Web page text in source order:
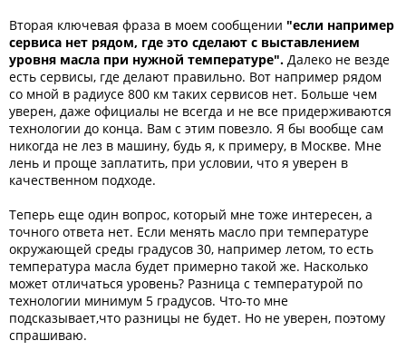
Вторая ключевая фраза в моем сообщении "если например
сервиса нет рядом, где это сделают с выставлением
уровня масла при нужной температуре". Далеко не везде
есть сервисы, где делают правильно. Вот например рядом
со мной в радиусе 800 км таких сервисов нет. Больше чем
уверен, даже официалы не всегда и не все придерживаются
технологии до конца. Вам с этим повезло. Я бы вообще сам
никогда не лез в машину, будь я, к примеру, в Москве. Мне
лень и проще заплатить, при условии, что я уверен в
качественном подходе.
Теперь еще один вопрос, который мне тоже интересен, а
точного ответа нет. Если менять масло при температуре
окружающей среды градусов 30, например летом, то есть
температура масла будет примерно такой же. Насколько
может отличаться уровень? Разница с температурой по
технологии минимум 5 градусов. Что-то мне
подсказывает,что разницы не будет. Но не уверен, поэтому
спрашиваю.